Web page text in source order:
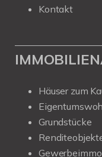
Kontakt
Häuser zum
Grundstücke